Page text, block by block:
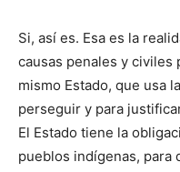
Si, así es. Esa es la
causas penales y civiles
mismo Estado, que usa
perseguir y para
El Estado tiene la
pueblos indígenas, para